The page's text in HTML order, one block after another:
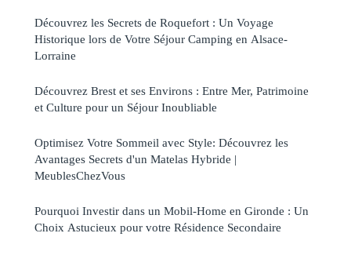
Découvrez les Secrets de Roquefort : Un Voyage
Historique lors de Votre Séjour Camping en Alsace-
Lorraine
Découvrez Brest et ses Environs : Entre Mer, Patrimoine
et Culture pour un Séjour Inoubliable
Optimisez Votre Sommeil avec Style: Découvrez les
Avantages Secrets d'un Matelas Hybride |
MeublesChezVous
Pourquoi Investir dans un Mobil-Home en Gironde : Un
Choix Astucieux pour votre Résidence Secondaire